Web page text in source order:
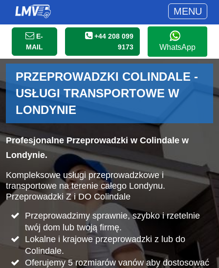
MENU
E-
MAIL
+44 208 099
9173
WhatsApp
PRZEPROWADZKI COLINDALE -
USŁUGI TRANSPORTOWE W
LONDYNIE
Profesjonalne Przeprowadzki w Colindale w
Londynie.
Kompleksowe usługi przeprowadzkowe i
transportowe na terenie całego Londynu.
Przeprowadzki Z i DO Colindale
Przeprowadzimy sprawnie, szybko i rzetelnie
twój dom lub twoją firmę.
Lokalne i krajowe przeprowadzki z lub do
Colindale.
Oferujemy 5 rozmiarów vanów aby dostosować